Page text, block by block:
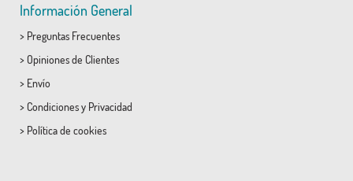
Información General
> Preguntas Frecuentes
> Opiniones de Clientes
> Envío
> Condicionesy Privacidad
> Política de cookies